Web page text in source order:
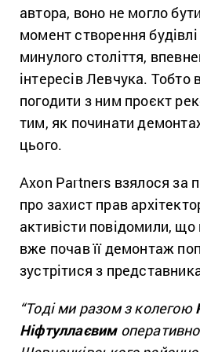
автора, воно не могло
момент створення
минулого століття,
інтересів Левчука. Тобто
погодити з ним проєкт
тим, як починати
цього.
Axon Partners взялося за
про захист прав
активісти повідомили, що
вже почав її демонтаж
зустрітися з
“Тоді ми разом з колегою
Ніфтуллаєвим